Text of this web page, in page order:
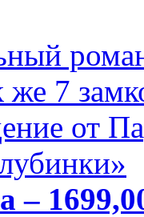
же 7
от
–